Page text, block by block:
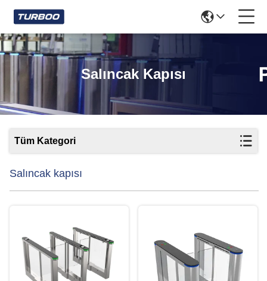
Salıncak Kapısı
Tüm Kategori
Salıncak kapısı